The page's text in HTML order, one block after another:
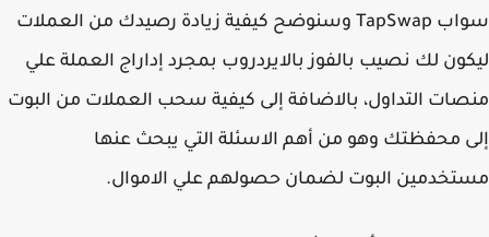
سواب TapSwap وسنوضح كيفية زيادة رصيدك من العملات
لك نصيب بالفوز بالايردروب بمجرد إداراج العملة علي
التداول، بالاضافة إلى كيفية سحب العملات من البوت
محفظتك وهو من أهم الاسئلة التي يبحث عنها
البوت لضمان حصولهم علي الاموال.